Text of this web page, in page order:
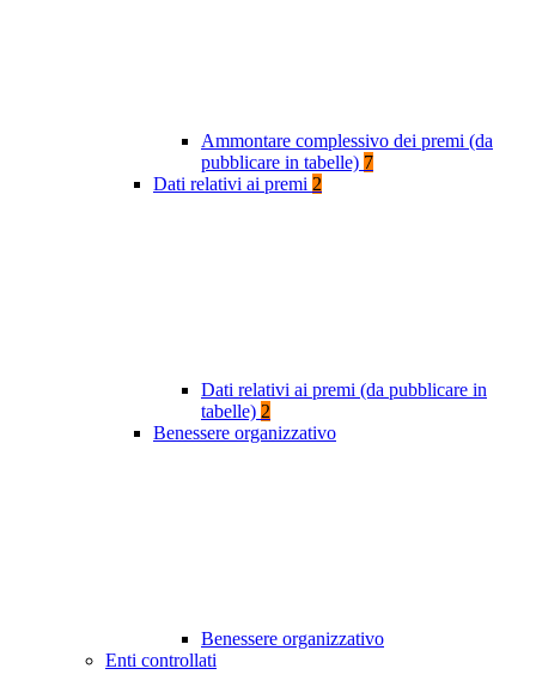
Ammontare complessivo dei premi (da
pubblicare in tabelle) 7
Dati relativi ai premi 2
Dati relativi ai premi (da pubblicare in
tabelle) 2
Benessere organizzativo
Benessere organizzativo
Enti controllati